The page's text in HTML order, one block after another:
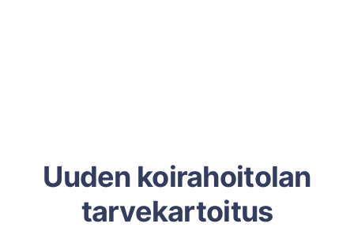
Uuden koirahoitolan
tarvekartoitus